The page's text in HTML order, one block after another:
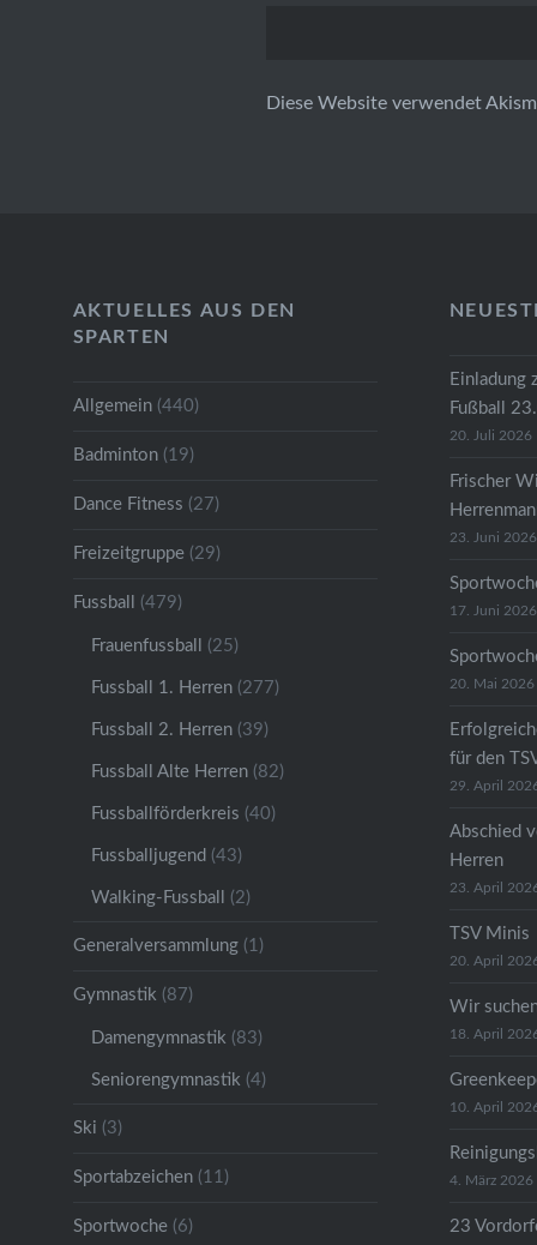
Diese Website verwendet
AKTUELLES AUS DEN
SPARTEN
Allgemein(440)
Badminton(19)
Dance Fitness (27)
Freizeitgruppe(29)
Fussball (479)
Frauenfussball (25)
Fussball 1. Herren(277)
Fussball 2. Herren(39)
Fussball Alte Herren(82)
Fussballförderkreis (40)
Fussballjugend (43)
Walking-Fussball (2)
Generalversammlung(1)
Gymnastik (87)
Damengymnastik (83)
Seniorengymnastik (4)
Ski (3)
Sportabzeichen(11)
Sportwoche(6)
Einladung
Fußball
20. Juli 2026
Frischer
23. Juni 2026
17. Juni 2026
20. Mai 2026
für den
29. April
Abschied
Herren
23. April
TSV Minis
20. April
Wir
18. April
10. April
4. März 2026
23